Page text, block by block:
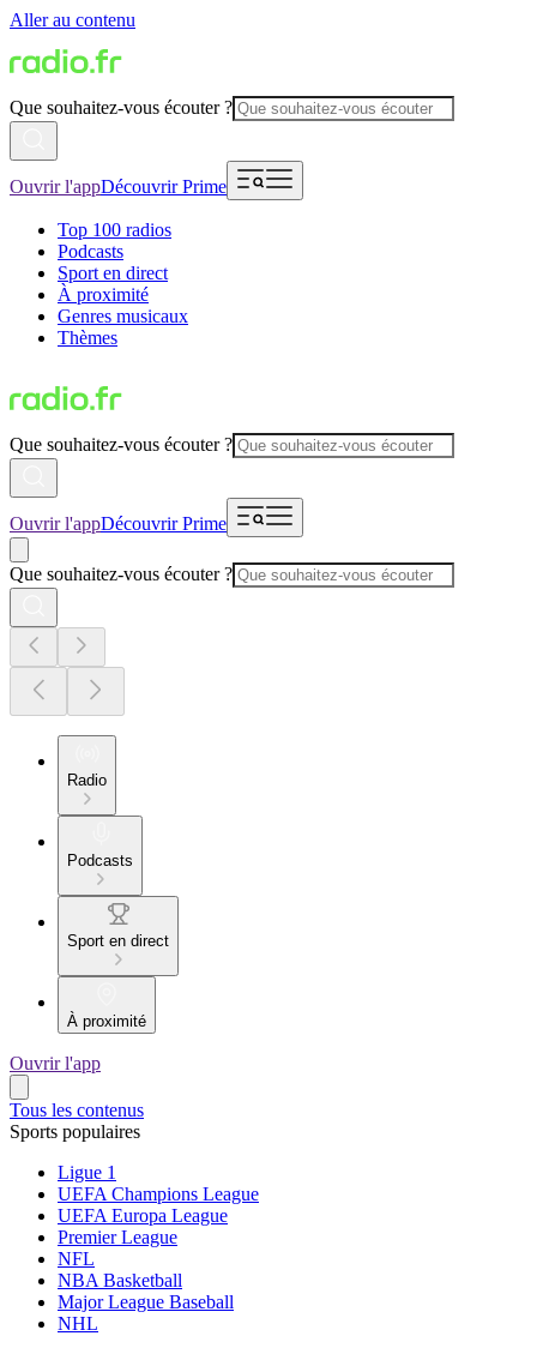
Aller au contenu
Que souhaitez-vous écouter ?
Ouvrir l'appDécouvrir Prime
Top 100 radios
Podcasts
Sport en direct
À proximité
Genres musicaux
Thèmes
Que souhaitez-vous écouter ?
Ouvrir l'appDécouvrir Prime
Que souhaitez-vous écouter ?
Radio
Podcasts
Sport en direct
À proximité
Ouvrir l'app
Tous les contenus
Sports populaires
Ligue 1
UEFA Champions League
UEFA Europa League
Premier League
NFL
NBA Basketball
Major League Baseball
NHL